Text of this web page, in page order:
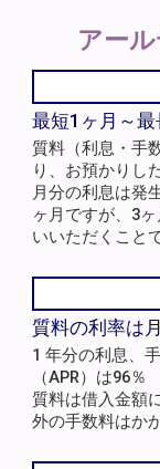
アー
最短1ヶ月～最
質料（利息・手
り、お預かりし
月分の利息は発
ヶ月ですが、3
いいただくこと
質料の利率は
1 年分の利息、
（APR）は96％
質料は借入金額
外の手数料はか